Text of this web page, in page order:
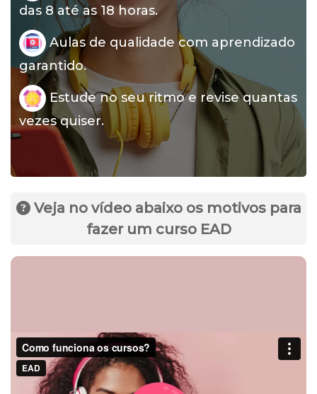
das 8 até as 18 horas.
Aulas de qualidade com aprendizado
garantido.
Estude no seu ritmo e revise quantas
vezes quiser.
Veja no vídeo abaixo os motivos para
fazer um curso EAD